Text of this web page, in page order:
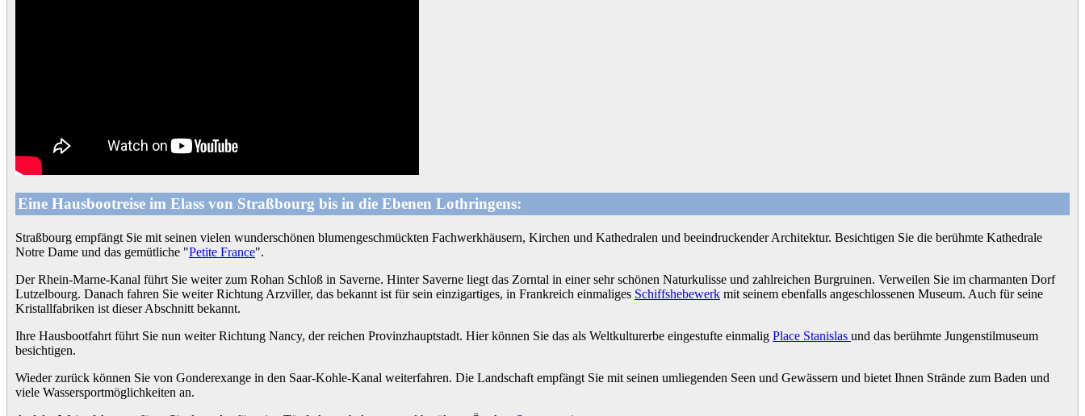
Eine Hausbootreise im Elass von Straßbourg bis in die Ebenen Lothringens:
Straßbourg empfängt Sie mit seinen vielen wunderschönen blumengeschmückten Fachwerkhäusern, Kirchen und Kathedralen und beeindruckender Architektur. Besichtigen Sie die berühmte Kathedrale
Notre Dame und das gemütliche "Petite France".
Der Rhein-Marne-Kanal führt Sie weiter zum Rohan Schloß in Saverne. Hinter Saverne liegt das Zorntal in einer sehr schönen Naturkulisse und zahlreichen Burgruinen. Verweilen Sie im charmanten Dorf
Lutzelbourg. Danach fahren Sie weiter Richtung Arzviller, das bekannt ist für sein einzigartiges, in Frankreich einmaliges Schiffshebewerk mit seinem ebenfalls angeschlossenen Museum. Auch für seine
Kristallfabriken ist dieser Abschnitt bekannt.
Ihre Hausbootfahrt führt Sie nun weiter Richtung Nancy, der reichen Provinzhauptstadt. Hier können Sie das als Weltkulturerbe eingestufte einmalig Place Stanislas und das berühmte Jungenstilmuseum
besichtigen.
Wieder zurück können Sie von Gonderexange in den Saar-Kohle-Kanal weiterfahren. Die Landschaft empfängt Sie mit seinen umliegenden Seen und Gewässern und bietet Ihnen Strände zum Baden und
viele Wassersportmöglichkeiten an.